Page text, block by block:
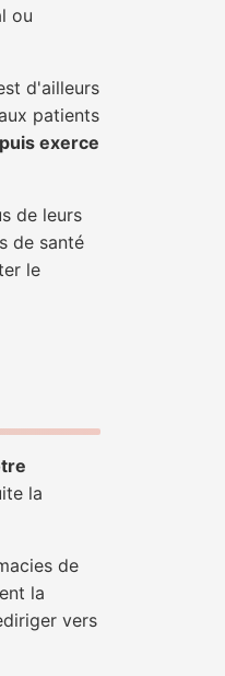
ou
d'ailleurs
patients
exerce
de leurs
de santé
le
la
de
la
vers